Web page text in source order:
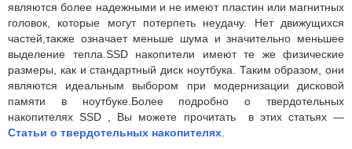
являются более надежными и не имеют пластин или магнитных
головок, которые могут потерпеть неудачу. Нет движущихся
частей,также означает меньше шума и значительно меньшее
выделение тепла.SSD накопители имеют те же физические
размеры, как и стандартный диск ноутбука. Таким образом, они
являются идеальным выбором при модернизации дисковой
памяти в ноутбуке.Более подробно о твердотельных
накопителях SSD , Вы можете прочитать в этих статьях —
Статьи о твердотельных накопителях